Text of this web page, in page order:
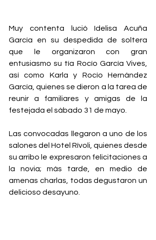
Muy contenta lució Idelisa Acuña
García en su despedida de soltera
que le organizaron con gran
entusiasmo su tía Rocío García Vives,
así como Karla y Rocío Hernández
García, quienes se dieron a la tarea de
reunir a familiares y amigas de la
festejada el sábado 31 de mayo.
Las convocadas llegaron a uno de los
salones del Hotel Rívoli, quienes desde
su arribo le expresaron felicitaciones a
la novia; más tarde, en medio de
amenas charlas, todas degustaron un
delicioso desayuno.